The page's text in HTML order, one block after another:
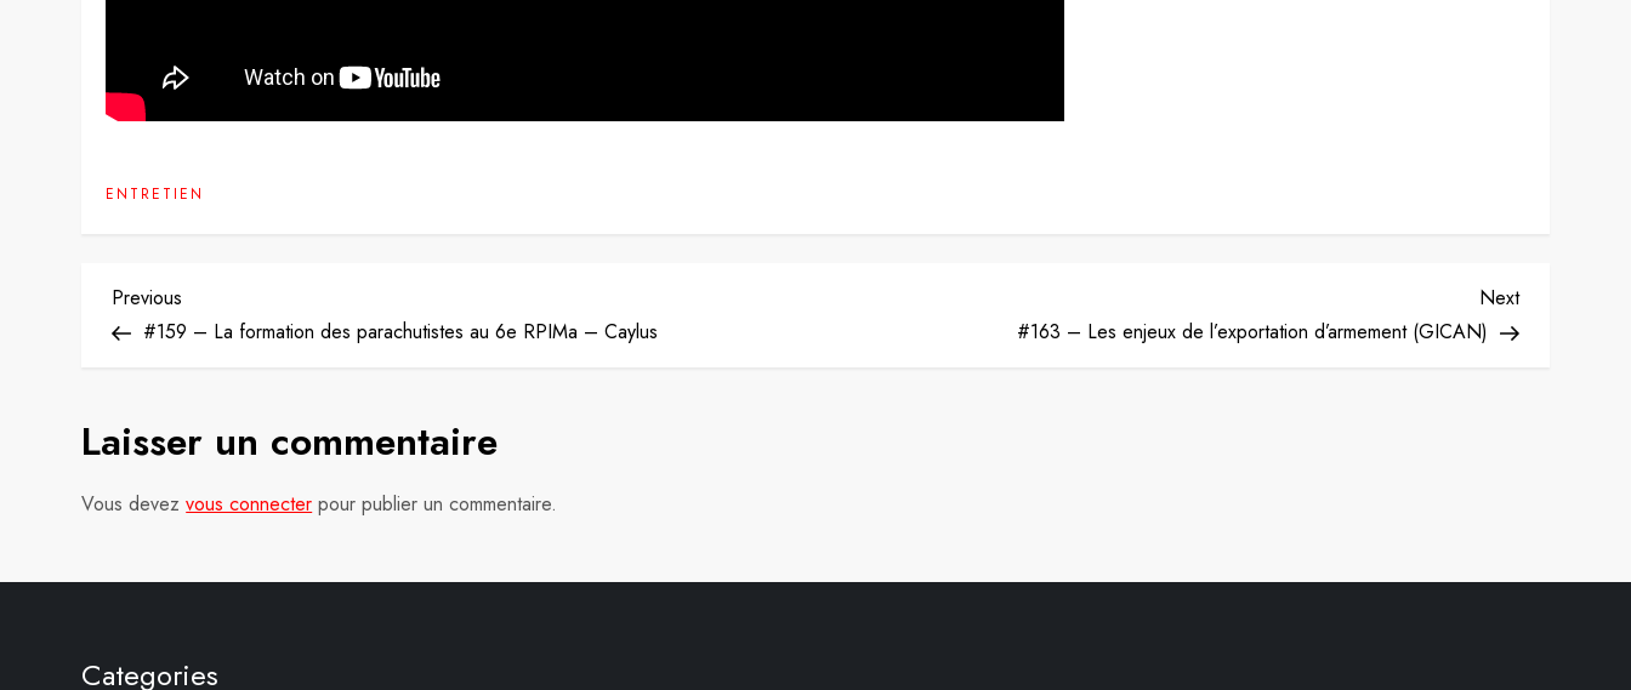
ENTRETIEN
N
a
i
g
i
Previous
Post
Previous
#159 – La formation des parachutistes au 6e RPIMa – Caylus
Next
Post
Next
#163 – Les enjeux de l’exportation d’armement (GICAN)
Laisser un commentaire
Vous devezvous connecter pour publier un commentaire.
Categories